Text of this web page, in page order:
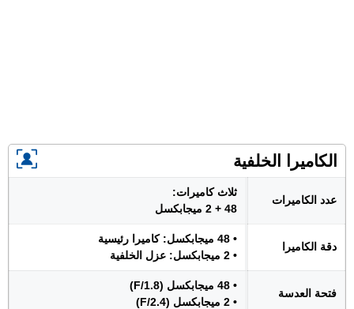
الكاميرا الخلفية
عدد الكاميرات
ثلاث كاميرات:
48 + 2 ميجابكسل
دقة الكاميرا
• 48 ميجابكسل: كاميرا رئيسية
• 2 ميجابكسل: عزل الخلفية
فتحة العدسة
• 48 ميجابكسل (F/1.8)
• 2 ميجابكسل (F/2.4)